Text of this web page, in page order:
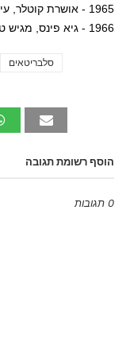
1965 - אושרת קוטלר, עיתונאית
1966 - גיא פינס, מגיש טלוויזיה
סלבריטאים
הוסף רשומת תגובה
0 תגובות